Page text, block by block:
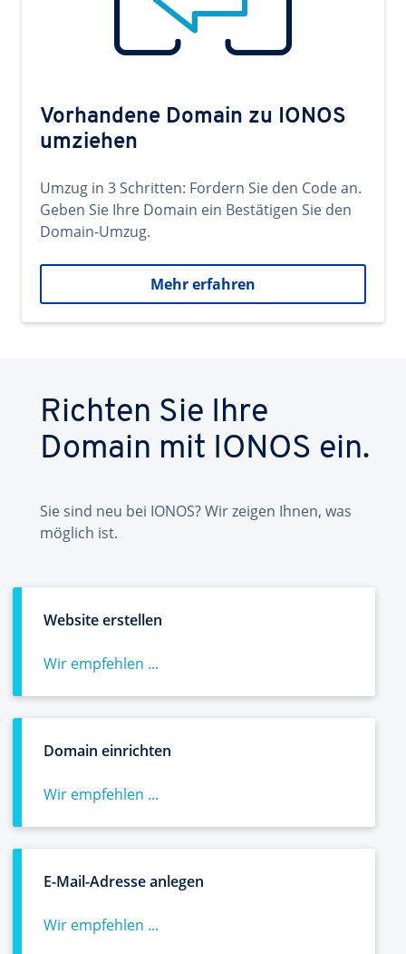
Vorhandene Domain zu IONOS
umziehen
Umzug in 3 Schritten: Fordern Sie den Code an.
Geben Sie Ihre Domain ein Bestätigen Sie den
Domain-Umzug.
Mehr erfahren
Richten Sie Ihre
Domain mit IONOS ein.
Sie sind neu bei IONOS? Wir zeigen Ihnen, was
möglich ist.
Website erstellen
Wir empfehlen ...
Domain einrichten
Wir empfehlen ...
E-Mail-Adresse anlegen
Wir empfehlen ...